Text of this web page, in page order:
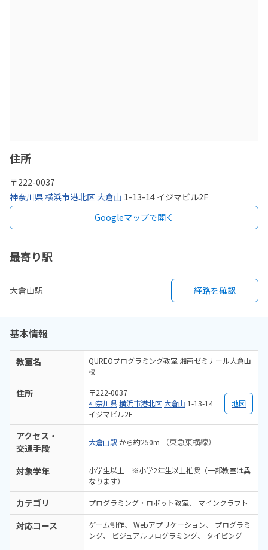
住所
〒222-0037
神奈川県横浜市港北区大倉山 1-13-14 イジマビル2F
Googleマップで開く
最寄り駅
大倉山駅 経路を確認
基本情報
教室名
QUREOプログラミング教室 湘南ゼミナール大倉山
校
住所
〒222-0037
神奈川県横浜市港北区 大倉山 1-13-14
イジマビル2F
地図
アクセス・
交通手段
大倉山駅 から約250m （東急東横線）
対象学年
小学生以上 ※小学2年生以上推奨（一部教室は異
なります）
カテゴリ プログラミング・ロボット教室 マインクラフト
対応コース ゲーム制作 Webアプリケーション
プログラミ
ング
ビジュアルプログラミング タイピング